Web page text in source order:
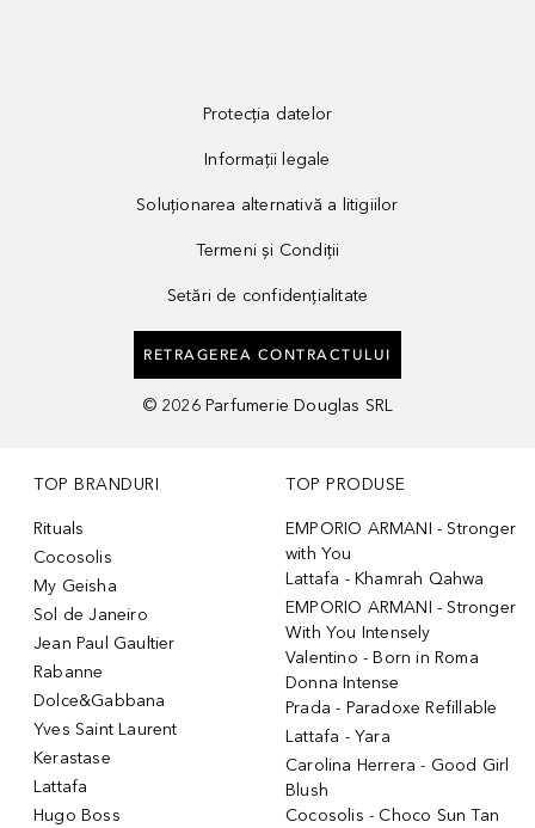
Protecția datelor
Informații legale
Soluționarea alternativă a litigiilor
Termeni și Condiții
Setări de confidențialitate
RETRAGEREA CONTRACTULUI
© 2026 Parfumerie Douglas SRL
TOP BRANDURI
Rituals
Cocosolis
My Geisha
Sol de Janeiro
Jean Paul Gaultier
Rabanne
Dolce&Gabbana
Yves Saint Laurent
Kerastase
Lattafa
Hugo Boss
TOP PRODUSE
EMPORIO ARMANI - Stronger
with You
Lattafa - Khamrah Qahwa
EMPORIO ARMANI - Stronger
With You Intensely
Valentino - Born in Roma
Donna Intense
Prada - Paradoxe Refillable
Lattafa - Yara
Carolina Herrera - Good Girl
Blush
Cocosolis - Choco Sun Tan